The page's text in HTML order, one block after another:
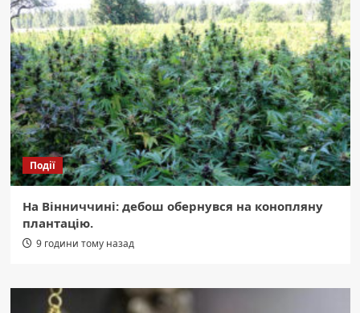
Події
На Вінниччині: дебош обернувся на конопляну
плантацію.
9 години тому назад